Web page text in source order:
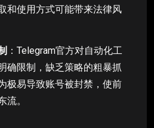
和使用方式可能带来法律风
：Telegram官方对自动化工
确限制，缺乏策略的粗暴抓
极易导致账号被封禁，使前
流。